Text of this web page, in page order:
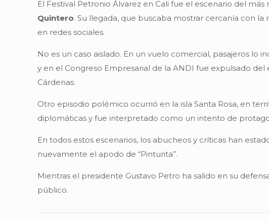
El Festival Petronio Álvarez en Cali fue el escenario del
Quintero. Su llegada, que buscaba mostrar cercanía con
en redes sociales.
No es un caso aislado. En un vuelo comercial, pasajeros lo
y en el Congreso Empresarial de la ANDI fue expulsado
Cárdenas.
Otro episodio polémico ocurrió en la isla Santa Rosa, en
diplomáticas y fue interpretado como un intento de
En todos estos escenarios, los abucheos y críticas han
nuevamente el apodo de “Pinturita”.
Mientras el presidente Gustavo Petro ha salido en su
público.